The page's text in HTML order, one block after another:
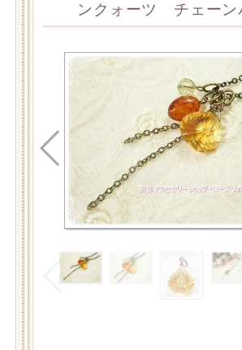
ンクォーツ チェーン